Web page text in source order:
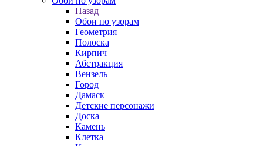
Назад
Обои по узорам
Геометрия
Полоска
Кирпич
Абстракция
Вензель
Город
Дамаск
Детские персонажи
Доска
Камень
Клетка